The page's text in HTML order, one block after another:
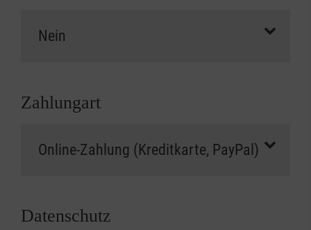
Zahlungart
Datenschutz